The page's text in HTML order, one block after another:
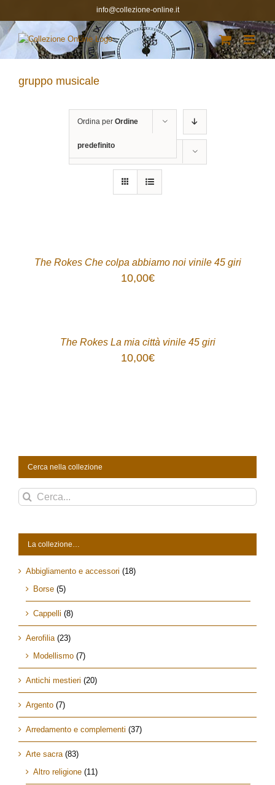
contenuto
info@collezione-online.it
gruppo musicale
Ordina per Ordine
predefinito
Mostra
The Rokes Che colpa abbiamo noi vinile 45 giri
10,00€
The Rokes La mia città vinile 45 giri
10,00€
Cerca nella collezione
Cerca
per:
La collezione…
Abbigliamento e accessori (18)
Borse (5)
Cappelli (8)
Aerofilia (23)
Modellismo (7)
Antichi mestieri (20)
Argento (7)
Arredamento e complementi (37)
Arte sacra (83)
Altro religione (11)